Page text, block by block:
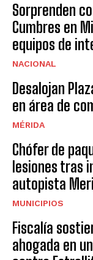
Sorprenden
Cumbres en
equipos de
NACIONAL
Desalojan
en área de
MÉRIDA
Chófer de
lesiones tras
autopista
MUNICIPIOS
Fiscalía
ahogada en